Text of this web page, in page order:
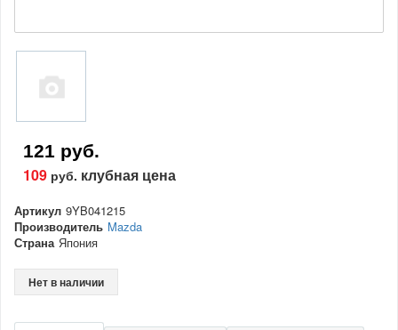
121 руб.
109 руб. клубная цена
Артикул 9YB041215
Производитель Mazda
Страна Япония
Нет в наличии